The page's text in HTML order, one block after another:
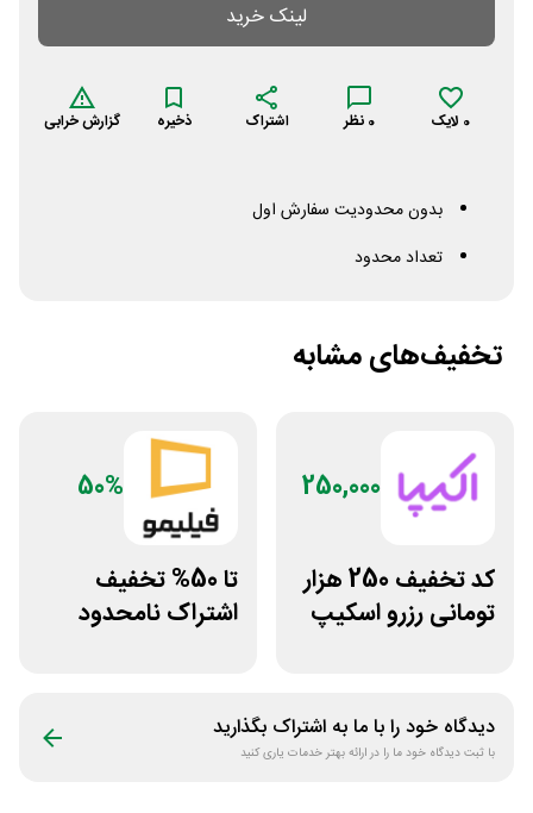
لینک خرید
0 لایک 0 نظر اشتراک ذخیره گزارش خرابی
بدون محدودیت سفارش اول
تعداد محدود
تخفیف‌های مشابه
250,000
کد تخفیف 250 هزار
تومانی رزرو اسکیپ
50%
تا 50% تخفیف
اشتراک نامحدود
دیدگاه خود را با ما به اشتراک بگذارید
با ثبت دیدگاه خود ما را در ارائه بهتر خدمات یاری کنید